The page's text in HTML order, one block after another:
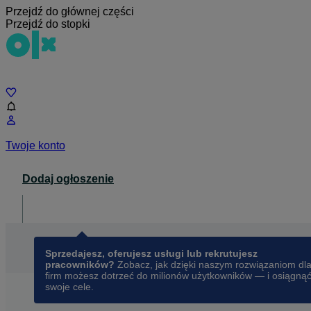
Przejdź do głównej części
Przejdź do stopki
Twoje konto
Dodaj ogłoszenie
Sprzedajesz, oferujesz usługi lub rekrutujesz
pracowników? Zobacz, jak dzięki naszym rozwiązaniom dla
firm możesz dotrzeć do milionów użytkowników — i osiągnąć
swoje cele.